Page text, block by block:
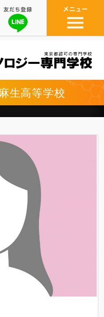
生高等学校